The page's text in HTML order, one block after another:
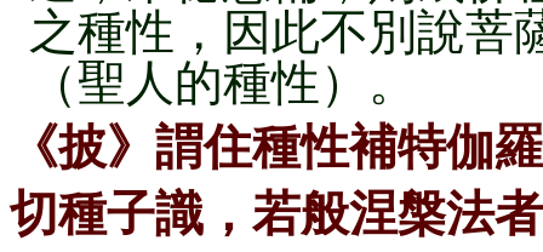
之種性，因此不別說菩
（聖人的種性）。
《披》謂住種性補特伽
切種子識，若般涅槃法